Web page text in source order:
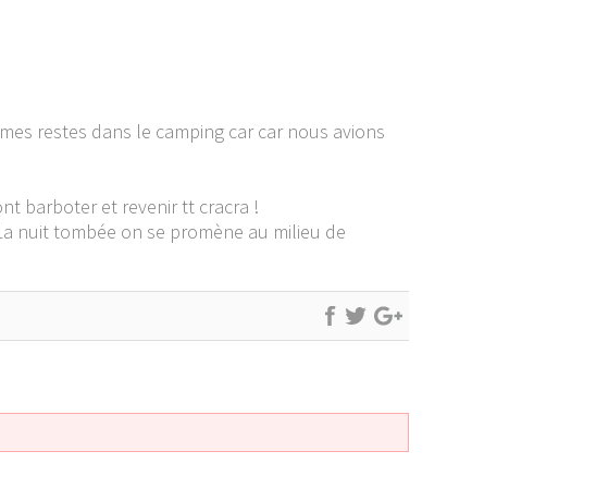
restes dans le camping car car nous avions
barboter et revenir tt cracra !
nuit tombée on se promène au milieu de